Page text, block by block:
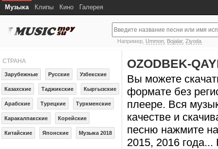
Музыка Клипы Кино Галерея
Например, Ummon Bojalar,Ziyoda
СТРАНА
Зарубежные Русские Узбекские
Казахские Таджикские Кыргызские
Арабские Турецкие Туркменские
Каракалпакские Корейские
Китайские Японские Музыка 2018
OZODBEK-
Вы можете
формате без
плеере. Вся
качестве и
песню нажмите
2015, 2016